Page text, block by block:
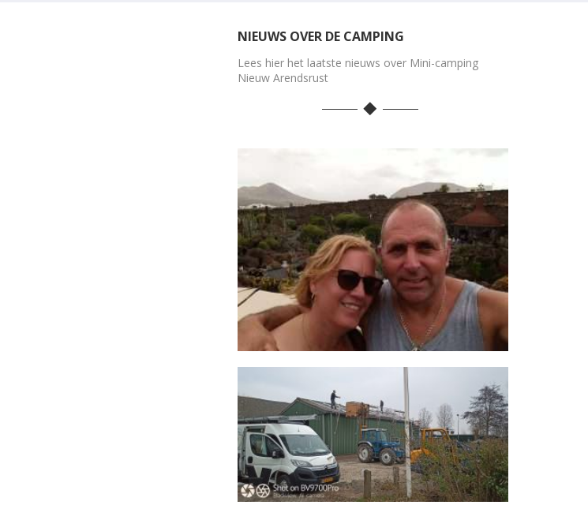
NIEUWS OVER DE CAMPING
Lees hier het laatste nieuws over Mini-camping
Nieuw Arendsrust